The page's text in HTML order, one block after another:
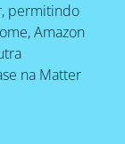
permitindo
Amazon
na Matter